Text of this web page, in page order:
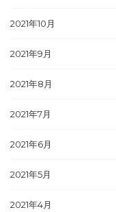
2021年10月
2021年9月
2021年8月
2021年7月
2021年6月
2021年5月
2021年4月